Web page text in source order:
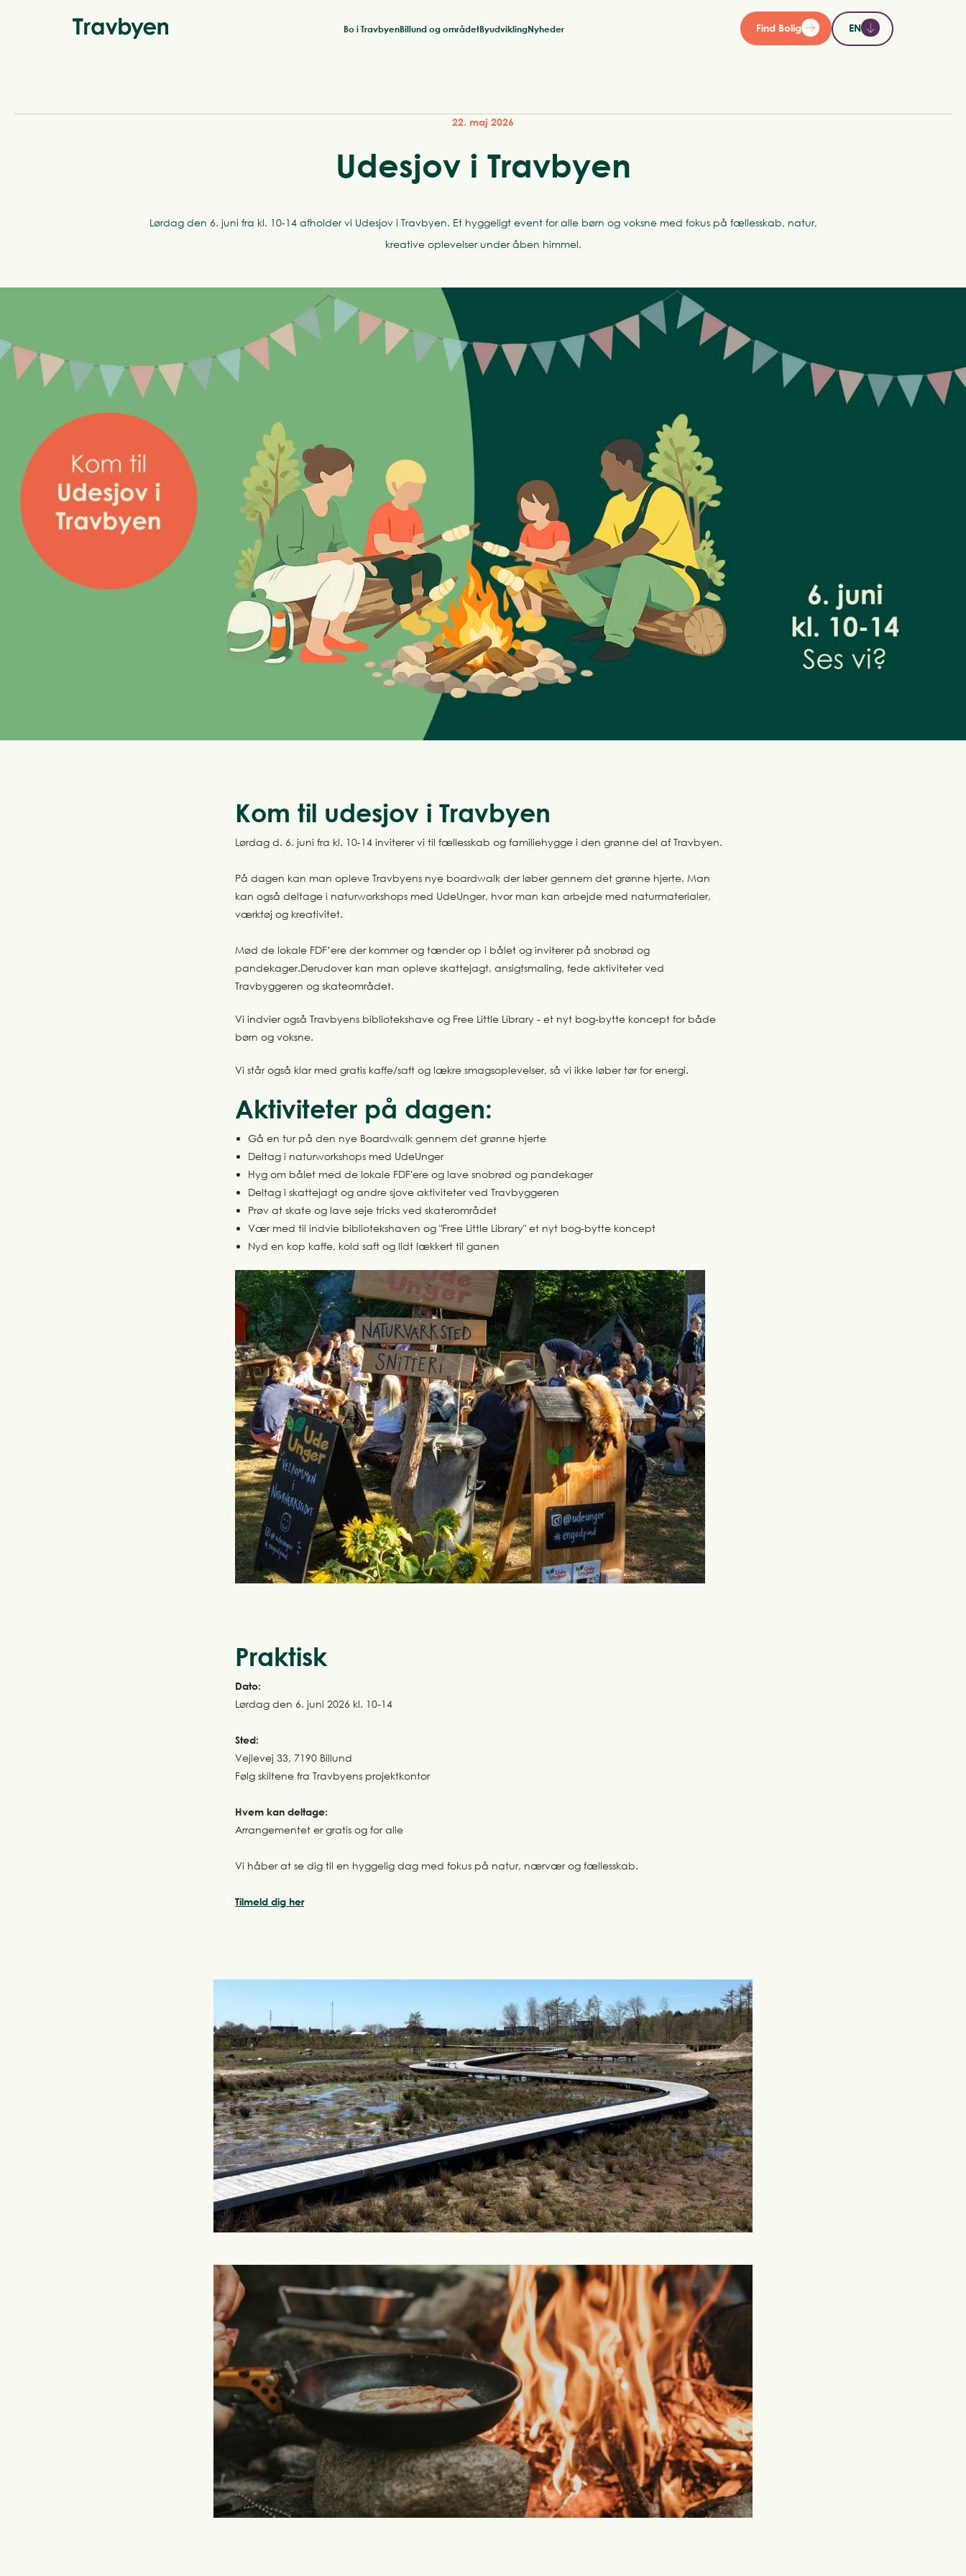
Bo i TravbyenBillund og områdetByudviklingNyheder Find Bolig EN
22. maj 2026
Udesjov i Travbyen
Lørdag den 6. juni fra kl. 10-14 afholder vi Udesjov i Travbyen. Et hyggeligt event for alle børn og voksne med fokus på fællesskab, natur,
kreative oplevelser under åben himmel.
Kom til udesjov i Travbyen
Lørdag d. 6. juni fra kl. 10-14 inviterer vi til fællesskab og familiehygge i den grønne del af Travbyen.
På dagen kan man opleve Travbyens nye boardwalk der løber gennem det grønne hjerte. Man
kan også deltage i naturworkshops med UdeUnger, hvor man kan arbejde med naturmaterialer,
værktøj og kreativitet.
Mød de lokale FDF’ere der kommer og tænder op i bålet og inviterer på snobrød og
pandekager.Derudover kan man opleve skattejagt, ansigtsmaling, fede aktiviteter ved
Travbyggeren og skateområdet.
Vi indvier også Travbyens bibliotekshave og Free Little Library - et nyt bog-bytte koncept for både
børn og voksne.
Vi står også klar med gratis kaffe/saft og lækre smagsoplevelser, så vi ikke løber tør for energi.
Aktiviteter på dagen:
Gå en tur på den nye Boardwalk gennem det grønne hjerte
Deltag i naturworkshops med UdeUnger
Hyg om bålet med de lokale FDF'ere og lave snobrød og pandekager
Deltag i skattejagt og andre sjove aktiviteter ved Travbyggeren
Prøv at skate og lave seje tricks ved skaterområdet
Vær med til indvie bibliotekshaven og "Free Little Library" et nyt bog-bytte koncept
Nyd en kop kaffe, kold saft og lidt lækkert til ganen
Praktisk
Dato:
Lørdag den 6. juni 2026 kl. 10-14
Sted:
Vejlevej 33, 7190 Billund
Følg skiltene fra Travbyens projektkontor
Hvem kan deltage:
Arrangementet er gratis og for alle
Vi håber at se dig til en hyggelig dag med fokus på natur, nærvær og fællesskab.
Tilmeld dig her